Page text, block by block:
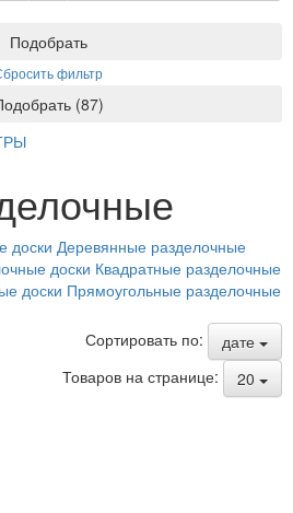
Подобрать
фильтр
(87)
доски Деревянные разделочные
доски Квадратные разделочные
доски Прямоугольные разделочные
Сортировать по:
дате
Товаров на странице:
20